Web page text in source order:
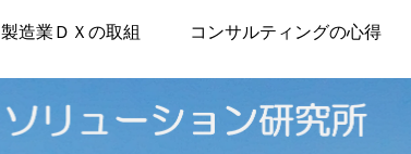
製造業ＤＸの取組 コンサルティングの心得